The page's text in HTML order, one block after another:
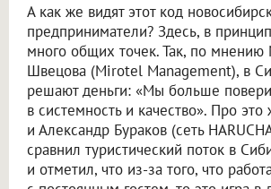
А как же видят этот код
предприниматели? Здесь, в
много общих точек. Так, по мнению
Швецова (Mirotel Management), в
решают деньги: «Мы больше
в системность и качество». Про это
и Александр Бураков (сеть
сравнил туристический поток в
и отметил, что из-за того, что